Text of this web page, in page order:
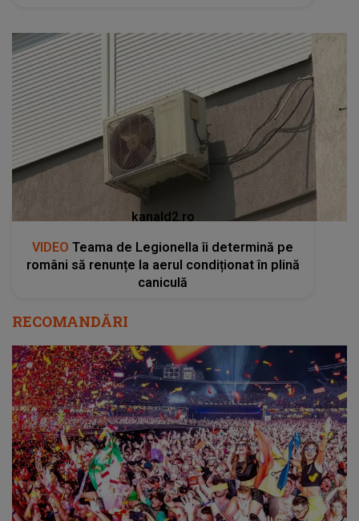
kanald2.ro
VIDEO Teama de Legionella îi determină pe
români să renunțe la aerul condiționat în plină
caniculă
RECOMANDĂRI